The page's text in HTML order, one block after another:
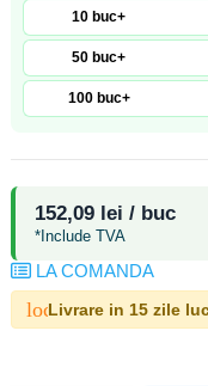
10 buc+
50 buc+
100 buc+
152,09 lei / buc
*Include TVA
LA COMANDA
local_shipping
Livrare in 15 zile